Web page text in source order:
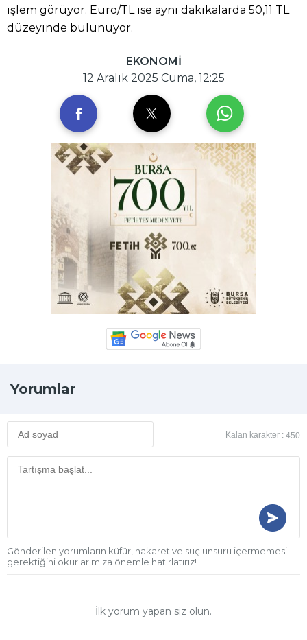
işlem görüyor. Euro/TL ise aynı dakikalarda 50,11 TL
düzeyinde bulunuyor.
EKONOMİ
12 Aralık 2025 Cuma, 12:25
Yorumlar
Kalan karakter : 450
Gönderilen yorumların küfür, hakaret ve suç unsuru içermemesi
gerektiğini okurlarımıza önemle hatırlatırız!
İlk yorum yapan siz olun.